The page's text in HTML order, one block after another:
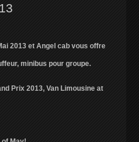
2013 et Angel cab vous offre
minibus pour groupe.
Prix 2013, Van Limousine at